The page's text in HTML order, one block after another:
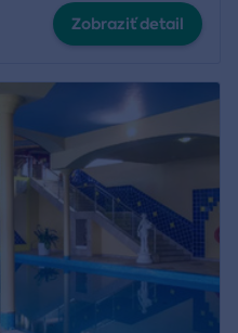
Zobraziť detail